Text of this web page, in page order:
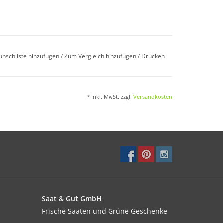
hinzufügen/Zum Vergleich hinzufügen/ Drucken
* Inkl. MwSt. zzgl. Versandkosten
Saat & Gut GmbH
Frische Saaten und Grüne Geschenke